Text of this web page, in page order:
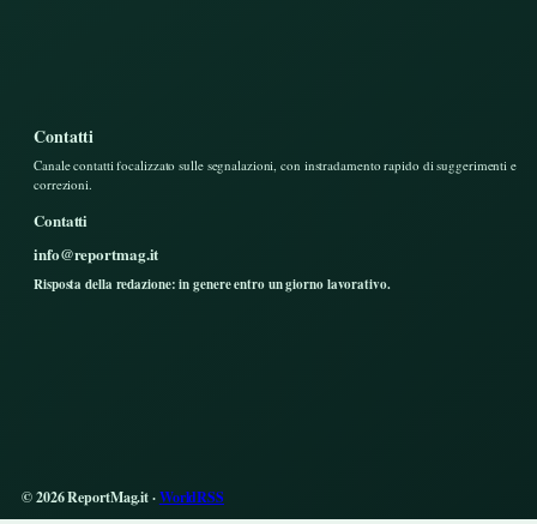
Contatti
Canale contatti focalizzato sulle segnalazioni, con instradamento rapido di suggerimenti e
correzioni.
Contatti
info@reportmag.it
Risposta della redazione: in genere entro un giorno lavorativo.
© 2026 ReportMag.it ·WorldRSS